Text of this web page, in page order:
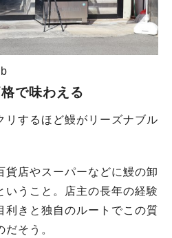
で味わえる
リするほど鰻がリーズナブル
貨店やスーパーなどに鰻の卸
いうこと。店主の長年の経験
利きと独自のルートでこの質
そう。